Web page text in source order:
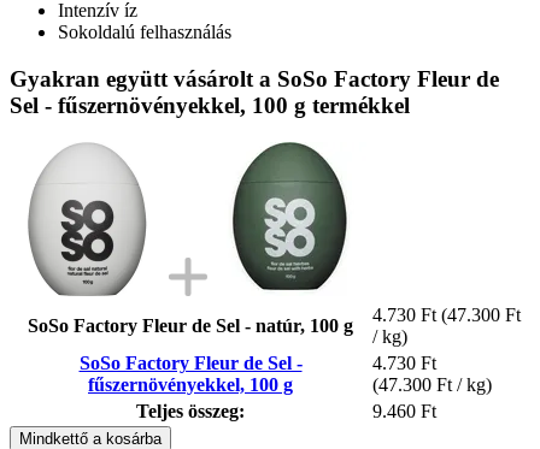
Intenzív íz
Sokoldalú felhasználás
Gyakran együtt vásárolt a SoSo Factory Fleur de
Sel - fűszernövényekkel, 100 g termékkel
SoSo Factory Fleur de Sel - natúr, 100 g
4.730 Ft (47.300 Ft
/ kg)
SoSo Factory Fleur de Sel -
fűszernövényekkel, 100 g
4.730 Ft
(47.300 Ft / kg)
Teljes összeg:
9.460 Ft
Mindkettő a kosárba